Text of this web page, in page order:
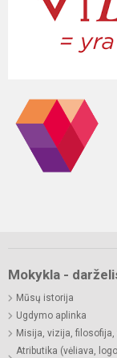
Mokykla -
Mūsų istorija
Ugdymo aplinka
Misija, vizija, filosofija,
Atributika (vėliava,